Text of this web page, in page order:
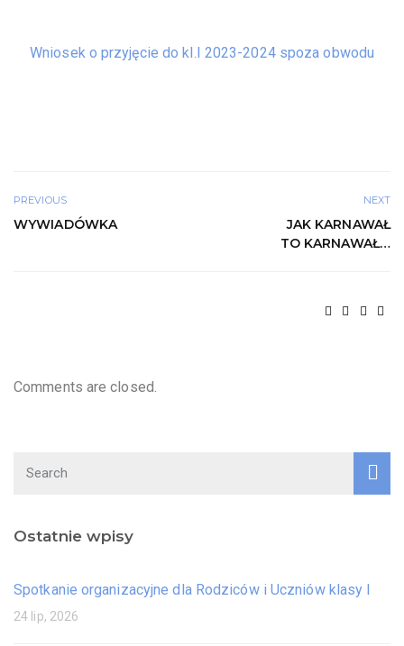
Wniosek o przyjęcie do kl.I 2023-2024 spoza obwodu
PREVIOUS
WYWIADÓWKA
NEXT
JAK KARNAWAŁ
TO KARNAWAŁ…
Comments are closed.
Ostatnie wpisy
Spotkanie organizacyjne dla Rodziców i Uczniów klasy I
24 lip, 2026